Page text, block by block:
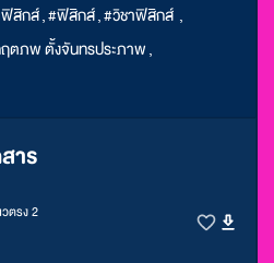
สิกส์,#ฟิสิกส์,#วิชาฟิสิกส์ ,
ตภพ ตั้งจันทรประภาพ,
าร
ตรง 2